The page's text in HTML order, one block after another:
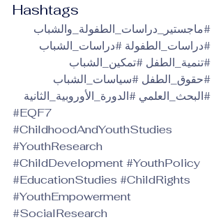
Hashtags
#ماجستير_دراسات_الطفولة_والشباب
#دراسات_الطفولة #دراسات_الشباب
#تنمية_الطفل #تمكين_الشباب
#حقوق_الطفل #سياسات_الشباب
#البحث_العلمي #الدورة_الأوروبية_الثانية
#EQF7
#ChildhoodAndYouthStudies
#YouthResearch
#ChildDevelopment#YouthPolicy
#EducationStudies #ChildRights
#YouthEmpowerment
#SocialResearch